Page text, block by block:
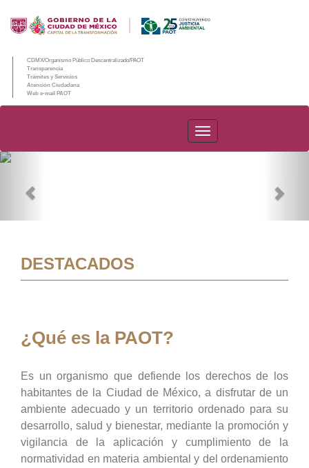
CDMX/Organismo Público Descentralizado/PAOT
Transparencia
Trámites y Servicios
Atención Ciudadana
Web e-mail PAOT
PAOT
DESTACADOS
¿Qué es la PAOT?
Es un organismo que defiende los derechos de los
habitantes de la Ciudad de México, a disfrutar de un
ambiente adecuado y un territorio ordenado para su
desarrollo, salud y bienestar, mediante la promoción y
vigilancia de la aplicación y cumplimiento de la
normatividad en materia ambiental y del ordenamiento